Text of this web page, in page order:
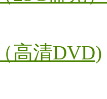
高清DVD)